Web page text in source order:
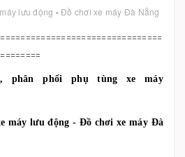
lưu động -Đồ chơi xe máy Đà Nẵng
phân phối phụ tùng xe máy
máy lưu động - Đồ chơi xe máy Đà